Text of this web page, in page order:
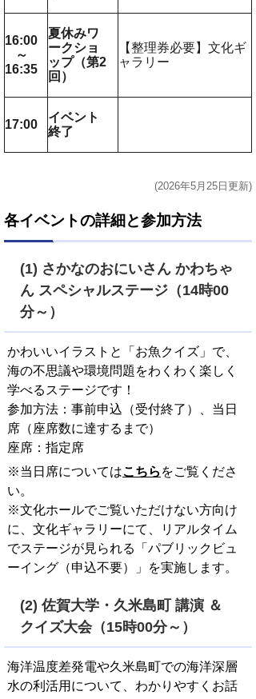
16:00
～
16:35
夏休みワ
ークショ
ップ（第2
回）
【整理券必要】文化ギ
ャラリー
17:00
イベント
終了
(2026年5月25日更新)
各イベントの詳細と参加方法
(1) さかなのおにいさん かわちゃ
ん スペシャルステージ（14時00
分～）
かわいいイラストと「お魚クイズ」で、
海の不思議や環境問題をわくわく楽しく
学べるステージです！
参加方法：事前申込（受付終了）、当日
席（座席数に達するまで）
座席：指定席
※当日席についてはこちら をご覧くださ
い。
※文化ホールでご覧いただけない方向け
に、文化ギャラリーにて、リアルタイム
でステージが見られる「パブリックビュ
ーイング（申込不要）」を実施します。
(2) 佐賀大学・久米島町 講演 ＆
クイズ大会（15時00分～）
海洋温度差発電や久米島町での海洋深層
水の利活用について、わかりやすくお話